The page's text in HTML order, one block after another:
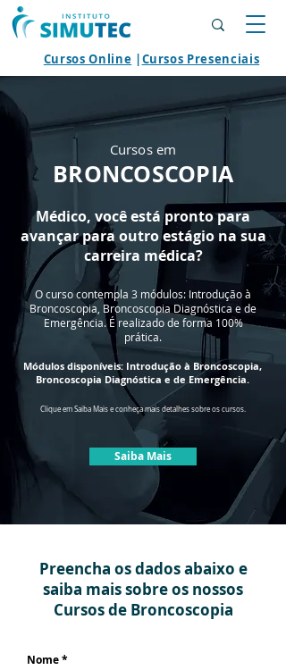
Cursos Online |Cursos Presenciais
Cursos em
BRONCOSCOPIA
Médico, você está pronto para
avançar para outro estágio na sua
carreira médica?
O curso contempla 3 módulos: Introdução à
Broncoscopia, Broncoscopia Diagnóstica e de
Emergência. É realizado de forma 100%
prática.
Módulos disponíveis: Introdução à Broncoscopia,
Broncoscopia Diagnóstica e de Emergência.
Clique em Saiba Mais e conheça mais detalhes sobre os cursos.
Saiba Mais
Preencha os dados abaixo e
saiba mais sobre os nossos
Cursos de Broncoscopia
Nome